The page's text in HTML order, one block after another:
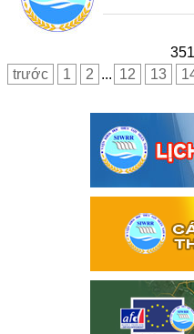
trước
1 2 ... 12 13